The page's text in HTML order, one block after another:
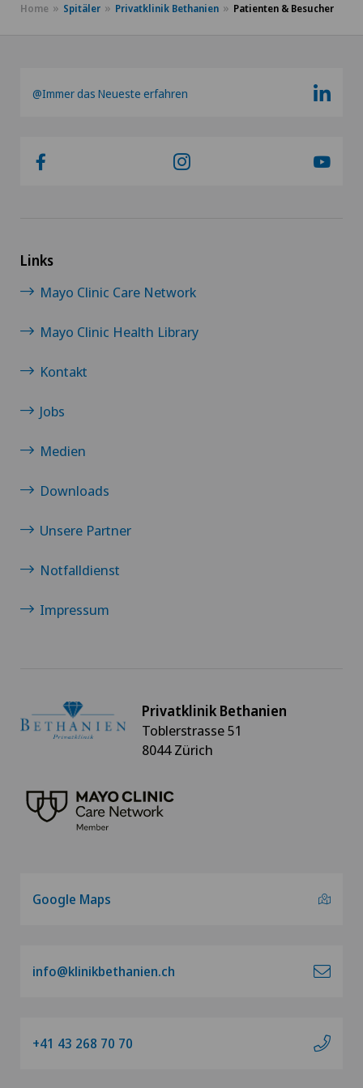
Home Spitäler Privatklinik Bethanien Patienten & Besucher
@Immer das Neueste erfahren
Links
Mayo Clinic Care Network
Mayo Clinic Health Library
Kontakt
Jobs
Medien
Downloads
Unsere Partner
Notfalldienst
Impressum
Privatklinik Bethanien
Toblerstrasse 51
8044 Zürich
Google Maps
info@klinikbethanien.ch
+41 43 268 70 70